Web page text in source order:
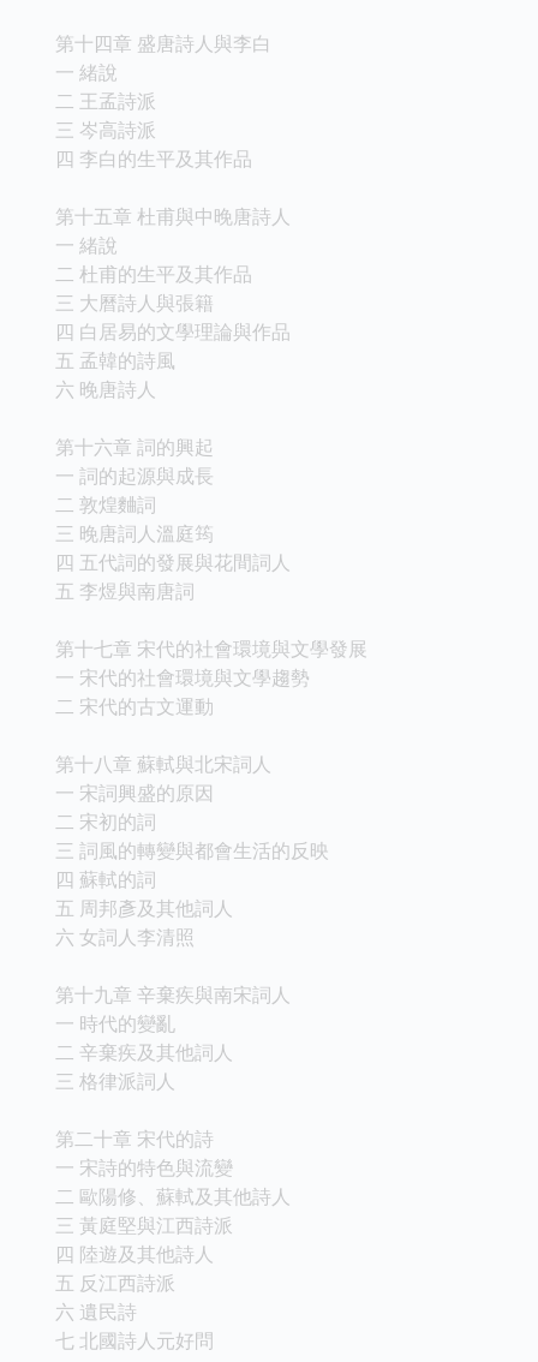
第十四章 盛唐詩人與李白
一 緒說
二 王孟詩派
三 岑高詩派
四 李白的生平及其作品
第十五章 杜甫與中晚唐詩人
一 緒說
二 杜甫的生平及其作品
三 大曆詩人與張籍
四 白居易的文學理論與作品
五 孟韓的詩風
六 晚唐詩人
第十六章 詞的興起
一 詞的起源與成長
二 敦煌麯詞
三 晚唐詞人溫庭筠
四 五代詞的發展與花間詞人
五 李煜與南唐詞
第十七章 宋代的社會環境與文學發展
一 宋代的社會環境與文學趨勢
二 宋代的古文運動
第十八章 蘇軾與北宋詞人
一 宋詞興盛的原因
二 宋初的詞
三 詞風的轉變與都會生活的反映
四 蘇軾的詞
五 周邦彥及其他詞人
六 女詞人李清照
第十九章 辛棄疾與南宋詞人
一 時代的變亂
二 辛棄疾及其他詞人
三 格律派詞人
第二十章 宋代的詩
一 宋詩的特色與流變
二 歐陽修、蘇軾及其他詩人
三 黃庭堅與江西詩派
四 陸遊及其他詩人
五 反江西詩派
六 遺民詩
七 北國詩人元好問